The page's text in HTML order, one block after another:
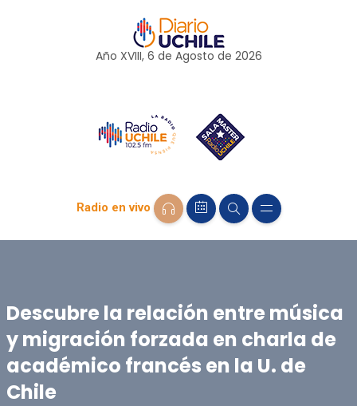
Año XVIII, 6 de Agosto de 2026
Radio en vivo
Descubre la relación entre música
y migración forzada en charla de
académico francés en la U. de
Chile